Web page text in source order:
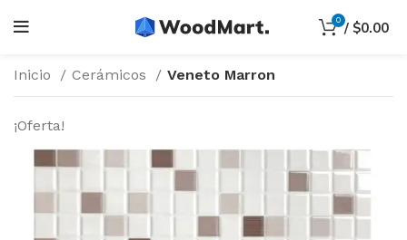
0 / $0.00
Inicio Cerámicos Veneto Marron
¡Oferta!